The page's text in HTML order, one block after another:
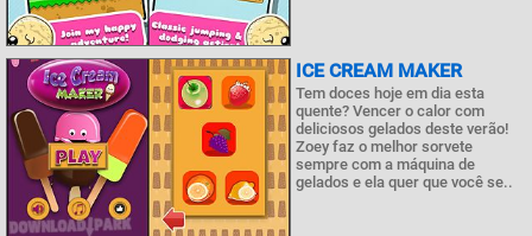
ICE CREAM MAKER
Tem doces hoje em dia esta
quente? Vencer o calor com
deliciosos gelados deste verão!
Zoey faz o melhor sorvete
sempre com a máquina de
gelados e ela quer que você se..